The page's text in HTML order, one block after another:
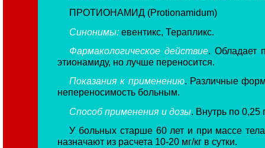
ПРОТИОНАМИД (Protionamidum)
Синонимы: евентикс, Терапликс.
Фармакологическое действие. Обладает
этионамиду, но лучше переносится.
Показания к применению. Различные
непереносимость больным.
Способ применения и дозы. Внутрь по 0,25
У больных старше 60 лет и при массе
назначают из расчета 10-20 мг/кг в сутки.